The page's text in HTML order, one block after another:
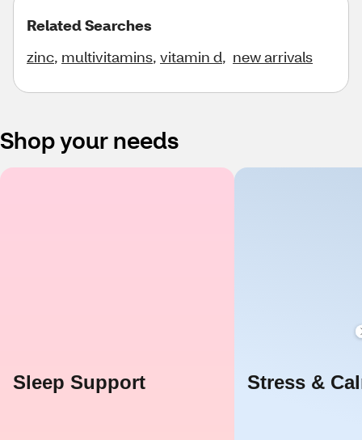
Related Searches
zinc, multivitamins, vitamin d, new arrivals
Shop your needs
Sleep Support Stress &